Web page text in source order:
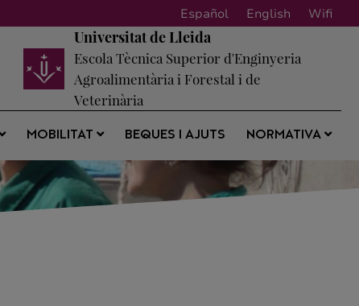
Español English Wifi
Universitat de Lleida
Escola Tècnica Superior d'Enginyeria
Agroalimentària i Forestal i de
Veterinària
MOBILITAT BEQUES I AJUTS NORMATIVA